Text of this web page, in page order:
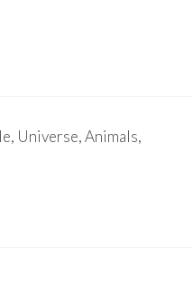
Universe, Animals,